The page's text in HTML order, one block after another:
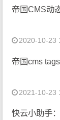
帝国CMS动
2020-10-23
帝国cms
2021-10-23
快云小助手